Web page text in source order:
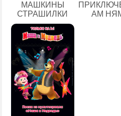
МАШКИНЫ
СТРАШИЛКИ
АМ